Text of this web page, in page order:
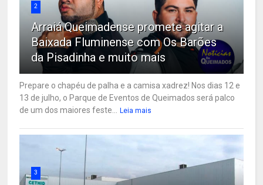
2
Arraiá Queimadense promete agitar a
Baixada Fluminense com Os Barões
da Pisadinha e muito mais
Prepare o chapéu de palha e a camisa xadrez! Nos dias 12 e
13 de julho, o Parque de Eventos de Queimados será palco
de um dos maiores feste...
Leia mais
3